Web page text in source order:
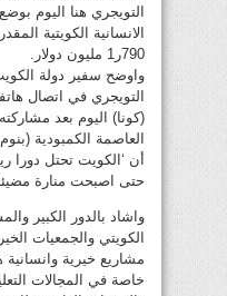
التويجري هنا اليوم
الانسانية الكويتية
790ر1 مليون دولار.
واوضح سفير دولة
التويجري في اتصال
(كونا) اليوم بعد
العاصمة الكمبودية
أن ‘الكويت تحتل دورا
حتى اصبحت منارة مضيئة
واشاد بالدور الكبير
الكويتي والجمعيات
مشاريع خيرية
خاصة في المجالات